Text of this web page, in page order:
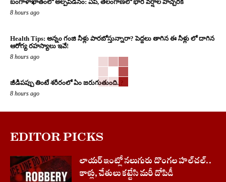
బంగాళాఖాతంలో అల్పపీడనం: ఏపీ, తెలంగాణలో భారీ వర్షాల హెచ్చరిక
8 hours ago
Health Tips: అన్నం గంజి నీళ్లు పారబోస్తున్నారా? పెద్దలు తాగిన ఈ నీళ్లు లో దాగిన
ఆరోగ్య రహస్యాలు ఇవే!
8 hours ago
జీడిపప్పు తింటే శరీరంలో ఏం జరుగుతుంది..?
8 hours ago
EDITOR PICKS
లాయర్ ఇంట్లో నలుగురు దొంగల హల్‌చల్..
కాళ్లు, చేతులు కట్టేసి మరీ దోపిడీ